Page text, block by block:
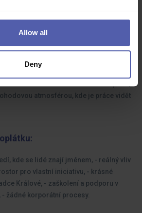
Allow all
Deny
ideálně v PHP a má zkušenosti s
v PosgreSQL), - má iniciativu a chuť
atmosférou, kde je práce vidět
kde se lidé znají jménem, - reálný vliv
pro vlastní iniciativu, - krásné
Králové, - zaškolení a podporu v
žádné korporátní procesy.